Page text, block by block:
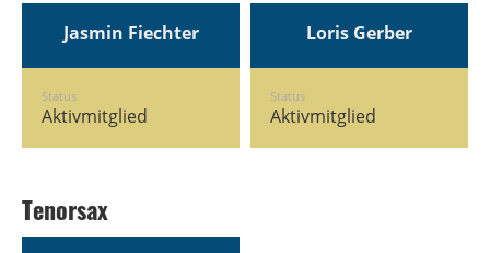
Jasmin Fiechter
Status
Aktivmitglied
Loris Gerber
Status
Aktivmitglied
Tenorsax